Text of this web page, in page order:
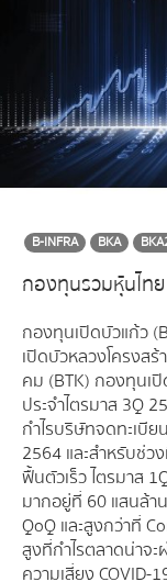
B-INFRA BKA
กองทุนรวมหุ้นไทย
กองทุนเปิดบัวแก้ว
เปิดบัวหลวงโครงส
คม (BTK) กองทุนเ
ประจำไตรมาส 3Q
กำไรบริษัทจดทะเบี
2564 และสำหรับช่ว
ฟื้นตัวเร็ว ไตรมาส
มากอยู่ที่ 60 แสนล้า
QoQ และสูงกว่าที่
สูงที่กำไรตลาดน่าจ
ความเสี่ยง COVID-